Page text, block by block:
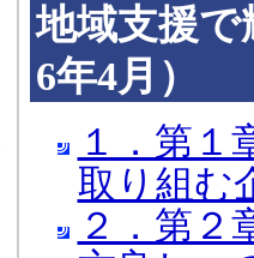
地域支援
6年4月）
１．第
取り組む
２．第